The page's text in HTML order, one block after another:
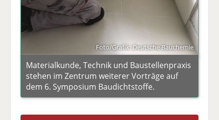
Foto/Grafik: Deutsche Bauchemie
Materialkunde, Technik und Baustellenpraxis
stehen im Zentrum weiterer Vorträge auf
dem 6. Symposium Baudichtstoffe.